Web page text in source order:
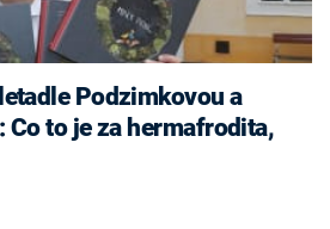
Podzimkovou a
Co to je za hermafrodita,